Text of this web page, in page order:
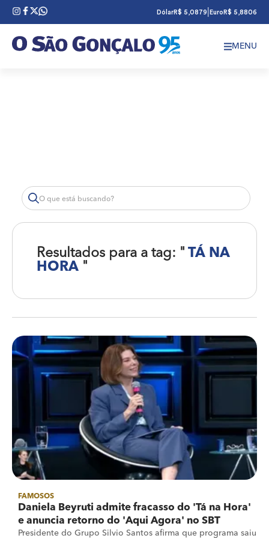
DólarR$ 5,0879 Euro R$ 5,8806
MENU
Resultados para a tag: " TÁ NA
HORA "
FAMOSOS
Daniela Beyruti admite fracasso do 'Tá na Hora'
e anuncia retorno do 'Aqui Agora' no SBT
Presidente do Grupo Silvio Santos afirma que programa saiu